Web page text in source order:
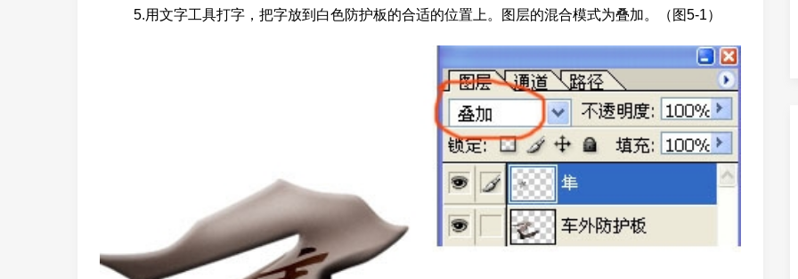
5.用文字工具打字，把字放到白色防护板的合适的位置上。图层的混合模式为叠加。（图5-1）